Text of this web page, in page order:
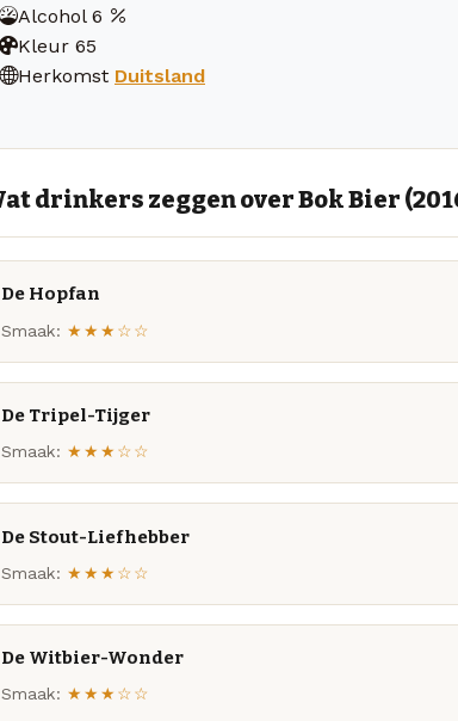
Alcohol 6
Kleur 65
Herkomst Duitsland
drinkers zeggen over Bok Bier
De Hopfan
Smaak: ★★★☆☆
De Tripel-Tijger
Smaak: ★★★☆☆
De Stout-Liefhebber
Smaak: ★★★☆☆
De Witbier-Wonder
Smaak: ★★★☆☆